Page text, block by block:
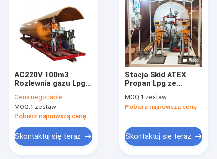
AC220V 100m3
Rozlewnia gazu Lpg o
Cena:negotiable
MOQ:1 zestaw
Pobierz najnowszą cenę
Skontaktuj się teraz
Stacja Skid ATEX
Propan Lpg ze
poziomu cieczy
MOQ:1 zestaw
Pobierz najnowszą cenę
Skontaktuj się teraz